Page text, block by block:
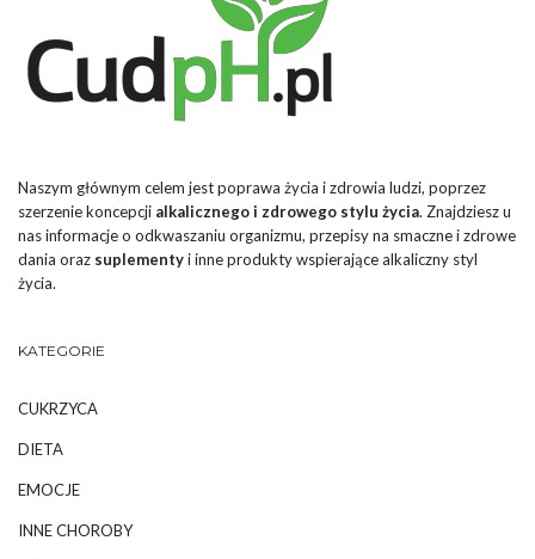
Naszym głównym celem jest poprawa życia i zdrowia ludzi, poprzez
szerzenie koncepcji alkalicznego i zdrowego stylu życia. Znajdziesz u
nas informacje o odkwaszaniu organizmu, przepisy na smaczne i zdrowe
dania oraz suplementyi inne produkty wspierające alkaliczny styl
życia.
KATEGORIE
CUKRZYCA
DIETA
EMOCJE
INNE CHOROBY